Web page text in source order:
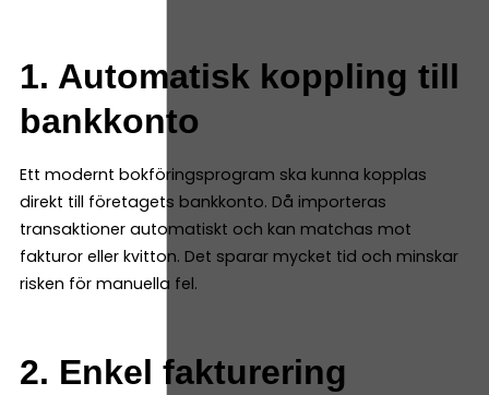
1. Automatisk koppling till
bankkonto
Ett modernt bokföringsprogram ska kunna kopplas
direkt till företagets bankkonto. Då importeras
transaktioner automatiskt och kan matchas mot
fakturor eller kvitton. Det sparar mycket tid och minskar
risken för manuella fel.
2. Enkel fakturering